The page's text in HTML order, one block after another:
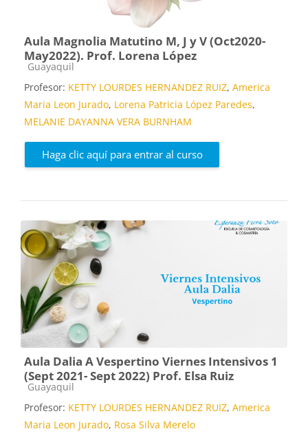
Aula Magnolia Matutino M, J y V (Oct2020-
May2022). Prof. Lorena López
Categoría de cursos
Guayaquil
Profesor: KETTY LOURDES HERNANDEZ RUIZ, America
Maria Leon Jurado, Lorena Patricia López Paredes,
MELANIE DAYANNA VERA BURNHAM
Haga clic aquí para entrar al curso
Aula Dalia A Vespertino Viernes Intensivos 1
(Sept 2021- Sept 2022) Prof. Elsa Ruiz
Categoría de cursos
Guayaquil
Profesor: KETTY LOURDES HERNANDEZ RUIZ, America
Maria Leon Jurado, Rosa Silva Merelo